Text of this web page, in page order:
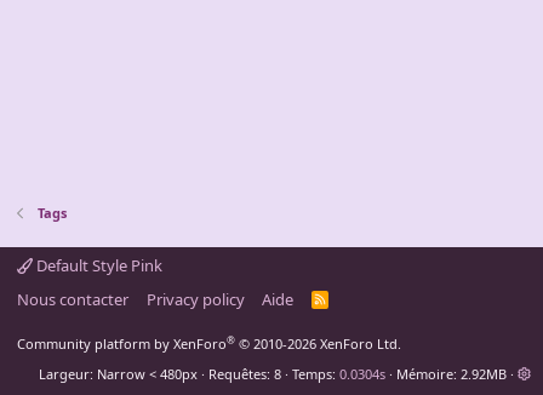
Tags
Default Style Pink
Nous contacter
Privacy policy Aide
R
Community platform by XenForo® © 2010-2026 XenForo Ltd.
Largeur
Requêtes 8 Temps 0.0304s Mémoire 2.92MB